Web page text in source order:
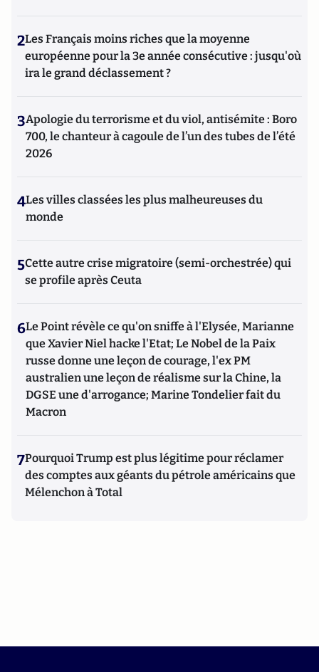
2Les Français moins riches que la moyenne
européenne pour la 3e année consécutive : jusqu'où
ira le grand déclassement ?
3Apologie du terrorisme et du viol, antisémite : Boro
700, le chanteur à cagoule de l’un des tubes de l’été
2026
4Les villes classées les plus malheureuses du
monde
5Cette autre crise migratoire (semi-orchestrée) qui
se profile après Ceuta
6Le Point révèle ce qu'on sniffe à l'Elysée, Marianne
que Xavier Niel hacke l'Etat; Le Nobel de la Paix
russe donne une leçon de courage, l'ex PM
australien une leçon de réalisme sur la Chine, la
DGSE une d'arrogance; Marine Tondelier fait du
Macron
7Pourquoi Trump est plus légitime pour réclamer
des comptes aux géants du pétrole américains que
Mélenchon à Total